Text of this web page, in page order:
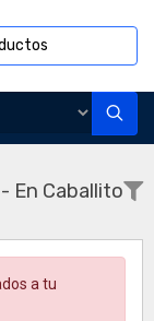
En Caballito
a tu